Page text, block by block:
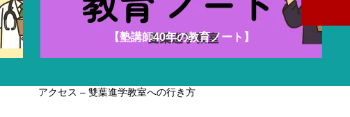
【塾講師40年の教育ノート】
アクセス – 雙葉進学教室への行き方